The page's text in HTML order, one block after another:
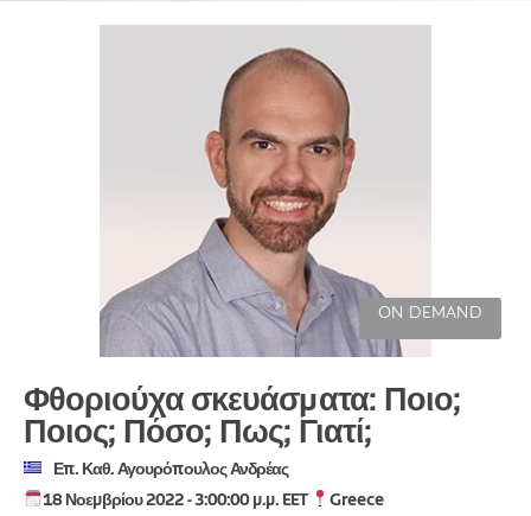
ON DEMAND
Φθοριούχα σκευάσματα: Ποιο;
Ποιος; Πόσο; Πως; Γιατί;
Επ. Καθ. Αγουρόπουλος Ανδρέας
18 Νοεμβρίου 2022 - 3:00:00 μ.μ. EET
Greece